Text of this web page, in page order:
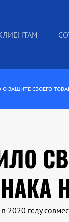
ЗАЩИТЕ СВОЕГО
2020 году